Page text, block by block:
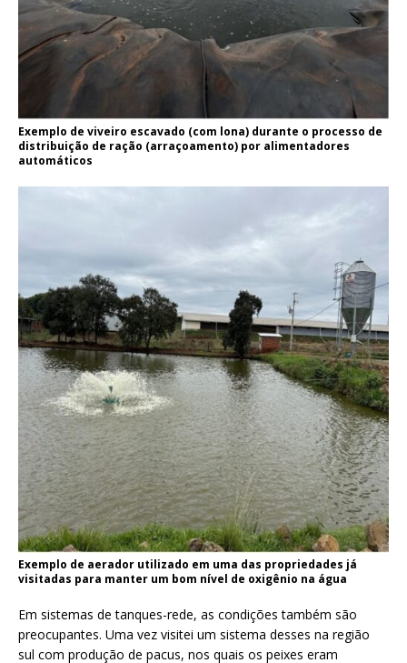
Exemplo de viveiro escavado (com lona) durante o processo de
distribuição de ração (arraçoamento) por alimentadores
automáticos
Exemplo de aerador utilizado em uma das propriedades já
visitadas para manter um bom nível de oxigênio na água
Em sistemas de tanques-rede, as condições também são
preocupantes. Uma vez visitei um sistema desses na região
sul com produção de pacus, nos quais os peixes eram